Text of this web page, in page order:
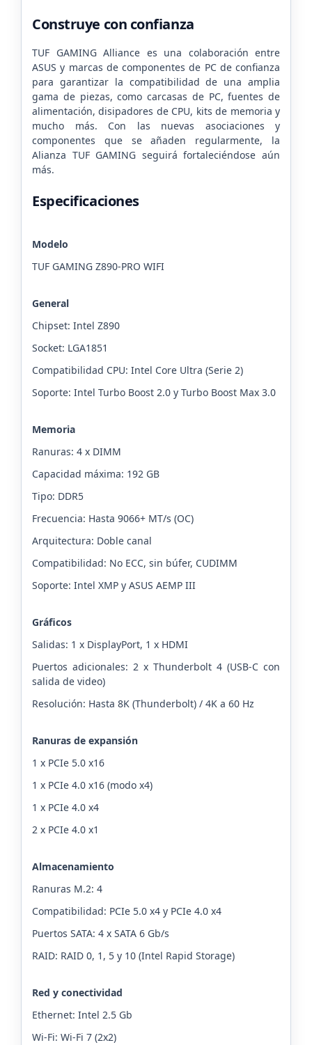
Construye con confianza
TUF GAMING Alliance es una colaboración entre
ASUS y marcas de componentes de PC de confianza
para garantizar la compatibilidad de una amplia
gama de piezas, como carcasas de PC, fuentes de
alimentación, disipadores de CPU, kits de memoria y
mucho más. Con las nuevas asociaciones y
componentes que se añaden regularmente, la
Alianza TUF GAMING seguirá fortaleciéndose aún
más.
Especificaciones
Modelo
TUF GAMING Z890-PRO WIFI
General
Chipset: Intel Z890
Socket: LGA1851
Compatibilidad CPU: Intel Core Ultra (Serie 2)
Soporte: Intel Turbo Boost 2.0 y Turbo Boost Max 3.0
Memoria
Ranuras: 4 x DIMM
Capacidad máxima: 192 GB
Tipo: DDR5
Frecuencia: Hasta 9066+ MT/s (OC)
Arquitectura: Doble canal
Compatibilidad: No ECC, sin búfer, CUDIMM
Soporte: Intel XMP y ASUS AEMP III
Gráficos
Salidas: 1 x DisplayPort, 1 x HDMI
Puertos adicionales: 2 x Thunderbolt 4 (USB-C con
salida de video)
Resolución: Hasta 8K (Thunderbolt) / 4K a 60 Hz
Ranuras de expansión
1 x PCIe 5.0 x16
1 x PCIe 4.0 x16 (modo x4)
1 x PCIe 4.0 x4
2 x PCIe 4.0 x1
Almacenamiento
Ranuras M.2: 4
Compatibilidad: PCIe 5.0 x4 y PCIe 4.0 x4
Puertos SATA: 4 x SATA 6 Gb/s
RAID: RAID 0, 1, 5 y 10 (Intel Rapid Storage)
Red y conectividad
Ethernet: Intel 2.5 Gb
Wi-Fi: Wi-Fi 7 (2x2)